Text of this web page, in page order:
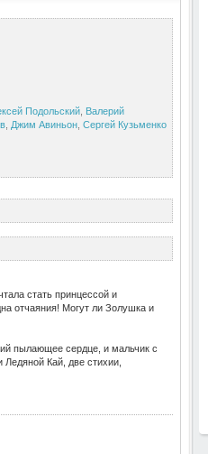
Подольский, Валерий
, Джим Авиньон, Сергей Кузьменко
стать принцессой и
отчаяния! Могут ли Золушка и
пылающее сердце, и мальчик с
Кай, две стихии,